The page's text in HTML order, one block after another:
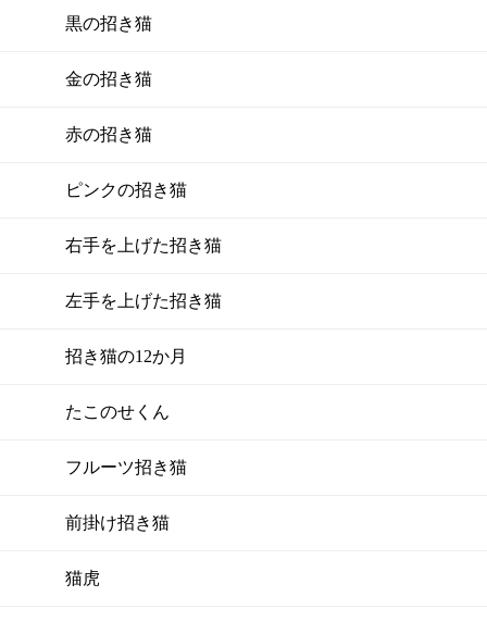
黒の招き猫
金の招き猫
赤の招き猫
ピンクの招き猫
右手を上げた招き猫
左手を上げた招き猫
招き猫の12か月
たこのせくん
フルーツ招き猫
前掛け招き猫
猫虎